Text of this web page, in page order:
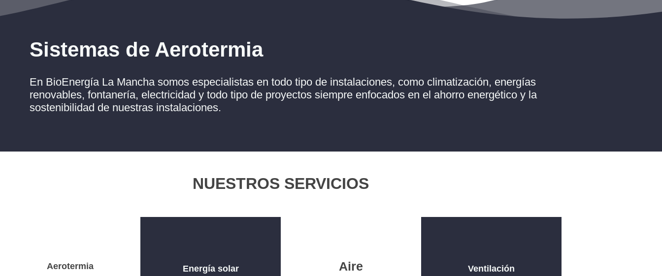
Sistemas de Aerotermia
En BioEnergía La Mancha somos especialistas en todo tipo de instalaciones, como climatización, energías
renovables, fontanería, electricidad y todo tipo de proyectos siempre enfocados en el ahorro energético y la
sostenibilidad de nuestras instalaciones.
NUESTROS SERVICIOS
Aerotermia Energía solar
Aire
Ventilación